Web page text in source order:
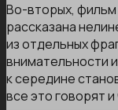
Во-вторых,
рассказана
из отдельных
внимательности
к середине
все это говорят